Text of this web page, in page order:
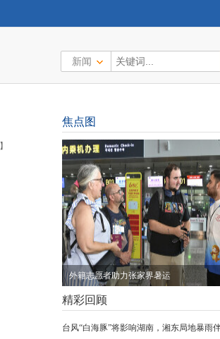
新闻
】
焦点图
外籍志愿者助力张家界暑运
精彩回顾
台风“白海豚”将影响湖南，湘东局地暴雨